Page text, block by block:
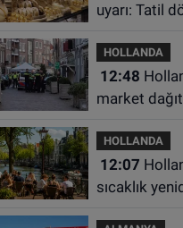
uyarı: Tatil
kuralları
HOLLANDA
12:48
market
çocuk
HOLLANDA
12:07
sıcaklık